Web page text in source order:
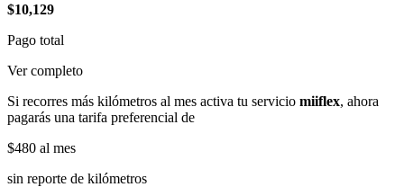
$10,129
Pago total
Ver completo
Si recorres más kilómetros al mes activa tu servicio miiflex, ahora
pagarás una tarifa preferencial de
$480 al mes
sin reporte de kilómetros